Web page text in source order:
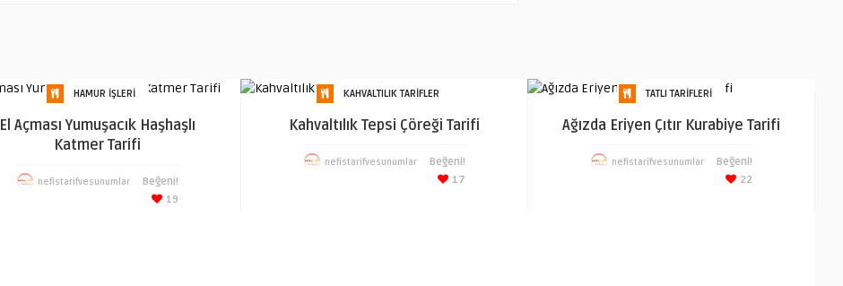
HAMUR İŞLERI
El Açması Yumuşacık Haşhaşlı
Katmer Tarifi
nefistarifvesunumlar
Beğeni!
19
KAHVALTILIK TARIFLER
Kahvaltılık Tepsi Çöreği Tarifi
nefistarifvesunumlar
Beğeni!
17
TATLI TARIFLERI
Ağızda Eriyen Çıtır Kurabiye Tarifi
nefistarifvesunumlar
Beğeni!
22